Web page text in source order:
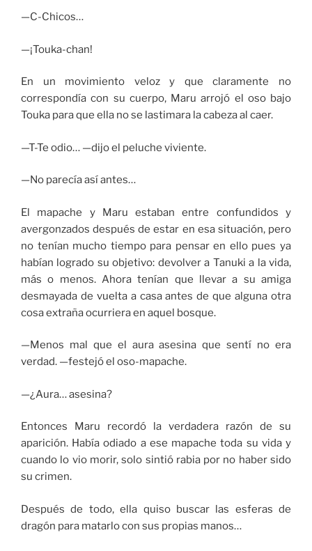
—C-Chicos…
—¡Touka-chan!
En un movimiento veloz y que claramente no
correspondía con su cuerpo, Maru arrojó el oso bajo
Touka para que ella no se lastimara la cabeza al caer.
—T-Te odio… —dijo el peluche viviente.
—No parecía así antes…
El mapache y Maru estaban entre confundidos y
avergonzados después de estar en esa situación, pero
no tenían mucho tiempo para pensar en ello pues ya
habían logrado su objetivo: devolver a Tanuki a la vida,
más o menos. Ahora tenían que llevar a su amiga
desmayada de vuelta a casa antes de que alguna otra
cosa extraña ocurriera en aquel bosque.
—Menos mal que el aura asesina que sentí no era
verdad. —festejó el oso-mapache.
—¿Aura… asesina?
Entonces Maru recordó la verdadera razón de su
aparición. Había odiado a ese mapache toda su vida y
cuando lo vio morir, solo sintió rabia por no haber sido
su crimen.
Después de todo, ella quiso buscar las esferas de
dragón para matarlo con sus propias manos…